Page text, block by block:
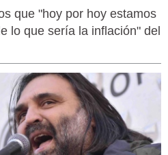
que "hoy por hoy estamos
lo que sería la inflación" del